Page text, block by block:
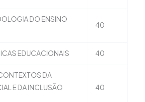
DO ENSINO
40
EDUCACIONAIS 40
DA
E DA INCLUSÃO
40